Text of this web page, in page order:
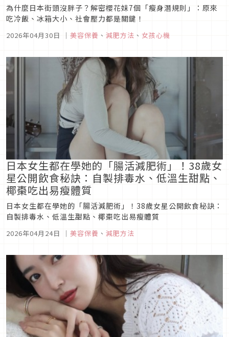
為什麼日本街頭沒胖子？解密櫻花妹7個「瘦身潛規則」：原來
吃冷飯、冰箱大小、社會壓力都是關鍵！
2026年04月30日 ｜ 美容保養 、 減肥方法 、 女孩心機
日本女生都在學她的「腸活減肥術」！38歲女
星公開飲食秘訣：自製排毒水、低溫生甜點、
椰棗吃出易瘦體質
日本女生都在學她的「腸活減肥術」！38歲女星公開飲食秘訣：
自製排毒水、低溫生甜點、椰棗吃出易瘦體質
2026年04月24日 ｜ 美容保養 、 減肥方法